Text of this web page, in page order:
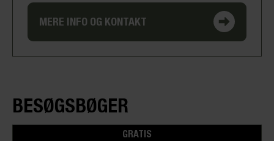
MERE INFO OG KONTAKT
BESØGSBØGER
GRATIS